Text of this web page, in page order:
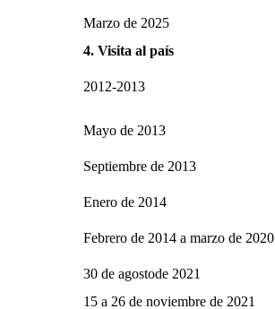
Marzo de 2025
4. Visita al país
2012-2013
Mayo de 2013
Septiembre de 2013
Enero de 2014
Febrero de 2014 a marzo de 2020
30 de agostode 2021
15 a 26 de noviembre de 2021